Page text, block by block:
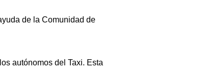
de la Comunidad de
autónomos del Taxi. Esta